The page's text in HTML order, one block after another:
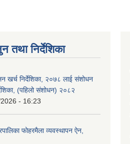
तथा निर्देशिका
निर्देशिका, २०७८ लाई संशोधन
(पहिलो संशोधन) २०८२
- 16:23
फोहरमैला व्यवस्थापन ऐन,